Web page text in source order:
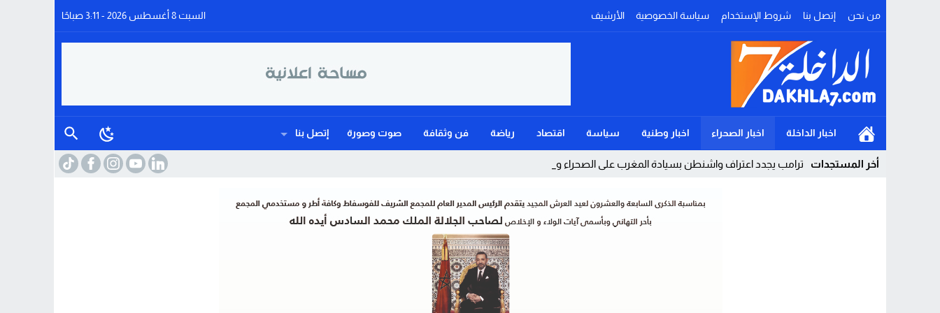
من نحن إتصل بنا شروط الإستخدام سياسة الخصوصية الأرشيف السبت 8 أغسطس 2026 - 3:11 صباحًا
اخبار الداخلة اخبار الصحراء اخبار وطنية سياسة اقتصاد رياضة فن وثقافة صوت وصورة إتصل بنا
أخر المستجدات ترامب يجدد اعتراف واشنطن بسيادة المغرب على الصحراء ويؤكد: الح _